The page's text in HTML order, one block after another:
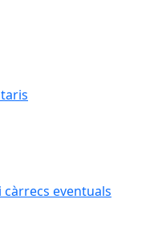
eventuals